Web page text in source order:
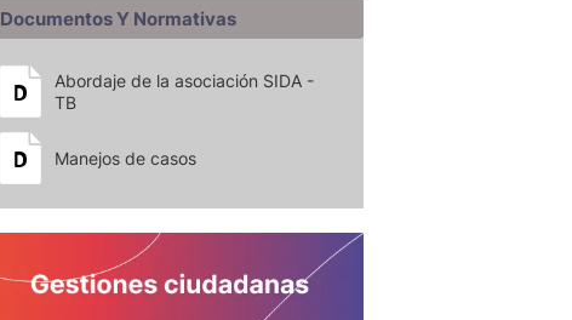
Documentos Y Normativas
Abordaje de la asociación SIDA -
TB
Manejos de casos